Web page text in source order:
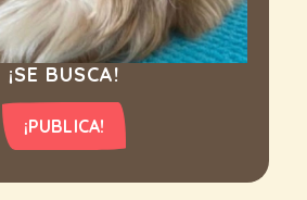
¡SE BUSCA!
¡PUBLICA!